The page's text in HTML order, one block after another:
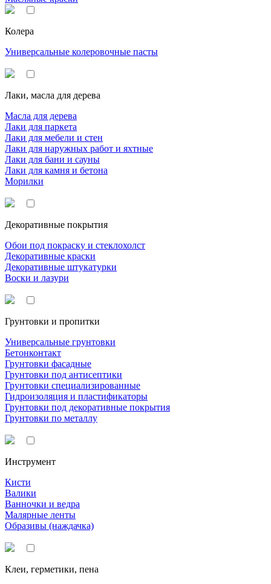
Колера
Универсальные колеровочные пасты
Лаки, масла для дерева
Масла для дерева
Лаки для паркета
Лаки для мебели и стен
Лаки для наружных работ и яхтные
Лаки для бани и сауны
Лаки для камня и бетона
Морилки
Декоративные покрытия
Обои под покраску и стеклохолст
Декоративные краски
Декоративные штукатурки
Воски и лазури
Грунтовки и пропитки
Универсальные грунтовки
Бетонконтакт
Грунтовки фасадные
Грунтовки под антисептики
Грунтовки специализированные
Гидроизоляция и пластификаторы
Грунтовки под декоративные покрытия
Грунтовки по металлу
Инструмент
Кисти
Валики
Ванночки и ведра
Малярные ленты
Образивы (наждачка)
Клеи, герметики, пена